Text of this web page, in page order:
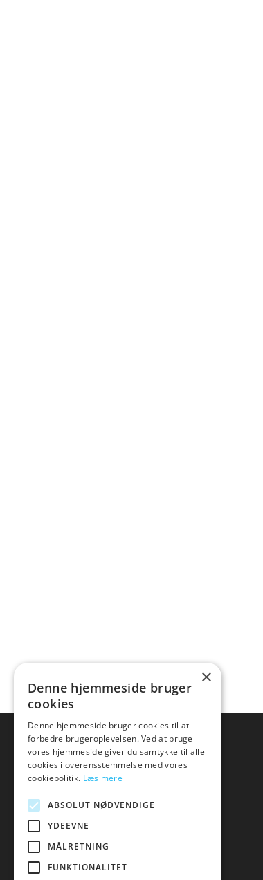
×
Denne hjemmeside bruger
cookies
Denne hjemmeside bruger cookies til at
forbedre brugeroplevelsen. Ved at bruge
vores hjemmeside giver du samtykke til alle
cookies i overensstemmelse med vores
cookiepolitik. Læs mere
ABSOLUT NØDVENDIGE
YDEEVNE
MÅLRETNING
FUNKTIONALITET